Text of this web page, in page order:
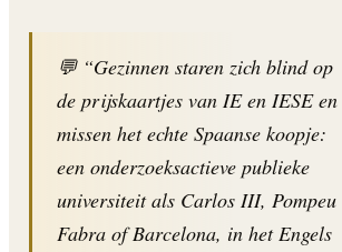
💬 “Gezinnen staren zich blind op
de prijskaartjes van IE en IESE en
missen het echte Spaanse koopje:
een onderzoeksactieve publieke
universiteit als Carlos III, Pompeu
Fabra of Barcelona, in het Engels